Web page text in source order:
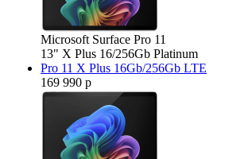
Microsoft Surface Pro 11
13" X Plus 16/256Gb Platinum
Pro 11 X Plus 16Gb/256Gb LTE
169 990 р